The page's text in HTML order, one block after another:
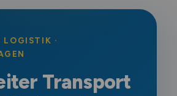
LOGISTIK ·
Transport